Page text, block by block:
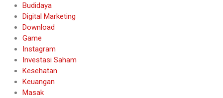
Budidaya
Digital Marketing
Download
Game
Instagram
Investasi Saham
Kesehatan
Keuangan
Masak